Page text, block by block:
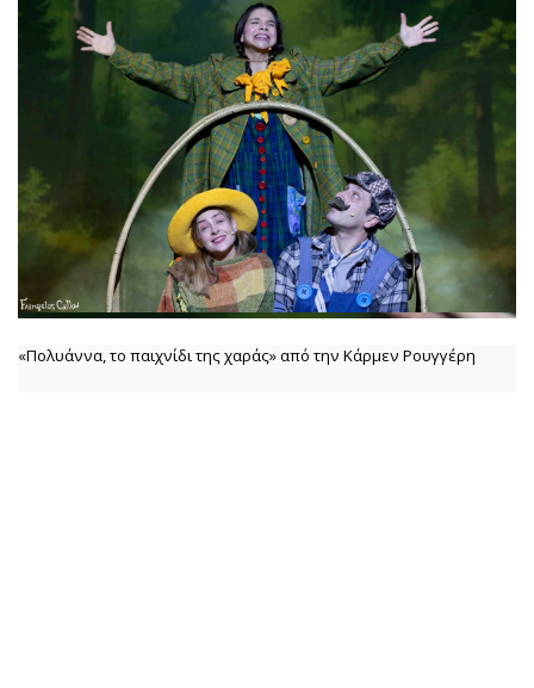
«Πολυάννα, το παιχνίδι της χαράς» από την Κάρμεν Ρουγγέρη